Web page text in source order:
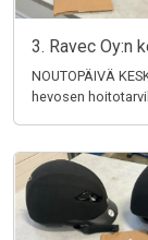
3. Ravec Oy:n
NOUTOPÄIVÄ
hevosen